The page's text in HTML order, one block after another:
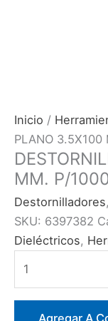
Inicio /
PLANO 3.5X100
MM. P/
Destornilladores,
SKU: 6397382
Dieléctricos,
PLANO
3.5X100
Agregar A